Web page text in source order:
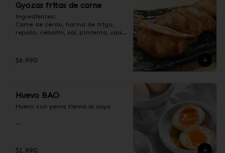
Gyozas fritas de carne
ingredientes:
Carne de cerdo, harina de trigo,
repollo, cebollín, sal, pimienta, salsa
canela, anís, pimienta y comino).
$6.990
Huevo BAO
Huevo con yema tierna al soya
Huevos premium, jengibre, cebollín,
$1.990